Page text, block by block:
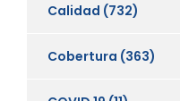
Calidad (732)
Cobertura (363)